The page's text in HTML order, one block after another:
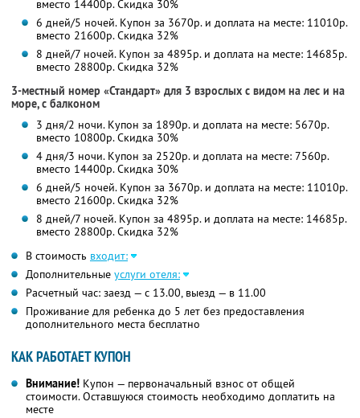
вместо 14400р.Скидка 30%
6 дней/5 ночей. Купон за 3670р. и доплата на месте: 11010р.
вместо 21600р. Скидка 32%
8 дней/7 ночей. Купон за 4895р. и доплата на месте: 14685р.
вместо 28800р. Скидка 32%
3-местный номер «Стандарт» для 3 взрослых с видом на лес и на
море, с балконом
3 дня/2 ночи. Купон за 1890р. и доплата на месте: 5670р.
вместо 10800р.Скидка 30%
4 дня/3 ночи. Купон за 2520р. и доплата на месте: 7560р.
вместо 14400р.Скидка 30%
6 дней/5 ночей. Купон за 3670р. и доплата на месте: 11010р.
вместо 21600р. Скидка 32%
8 дней/7 ночей. Купон за 4895р. и доплата на месте: 14685р.
вместо 28800р. Скидка 32%
В стоимость входит:
Дополнительные услуги отеля:
Расчетный час: заезд — с 13.00, выезд — в 11.00
Проживание для ребенка до 5 лет без предоставления
дополнительного места бесплатно
КАК РАБОТАЕТ КУПОН
Внимание! Купон — первоначальный взнос от общей
стоимости. Оставшуюся стоимость необходимо доплатить на
месте